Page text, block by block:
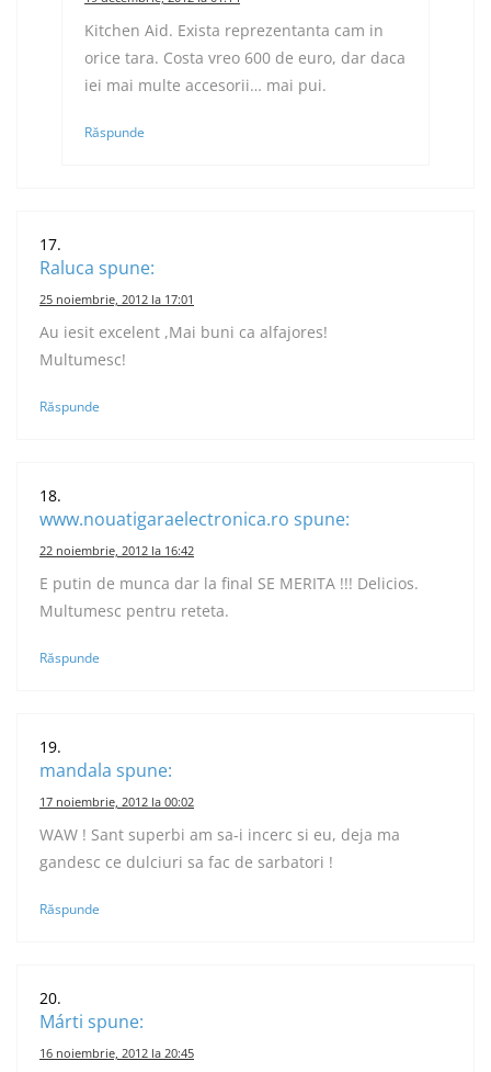
Kitchen Aid. Exista reprezentanta cam in
orice tara. Costa vreo 600 de euro, dar daca
iei mai multe accesorii… mai pui.
Răspunde
Raluca spune:
25 noiembrie, 2012 la 17:01
Au iesit excelent ,Mai buni ca alfajores!
Multumesc!
Răspunde
www.nouatigaraelectronica.ro spune:
22 noiembrie, 2012 la 16:42
E putin de munca dar la final SE MERITA !!! Delicios.
Multumesc pentru reteta.
Răspunde
mandala spune:
17 noiembrie, 2012 la 00:02
WAW ! Sant superbi am sa-i incerc si eu, deja ma
gandesc ce dulciuri sa fac de sarbatori !
Răspunde
Márti spune:
16 noiembrie, 2012 la 20:45